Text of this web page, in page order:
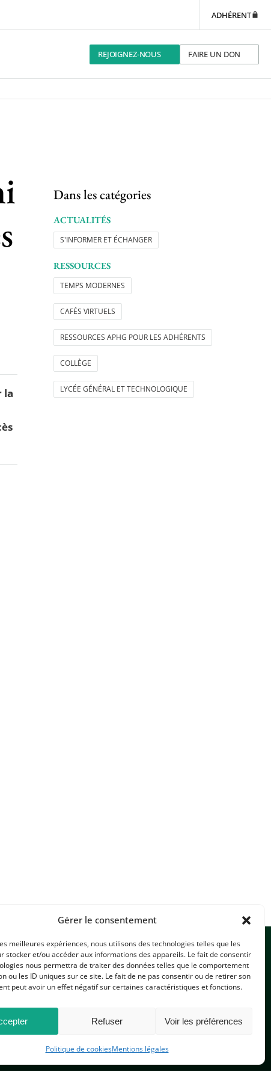
Gérer le consentement
meilleures expériences, nous utilisons des technologies telles que les
stocker et/ou accéder aux informations des appareils. Le fait de consentir
nous permettra de traiter des données telles que le comportement
ou les ID uniques sur ce site. Le fait de ne pas consentir ou de retirer son
peut avoir un effet négatif sur certaines caractéristiques et fonctions.
Refuser Voir les préférences
Politique de cookiesMentions légales
ADHÉRENT
REJOIGNEZ-NOUS FAIRE UN DON
la
Dans les catégories
ACTUALITÉS
S'INFORMER ET ÉCHANGER
RESSOURCES
TEMPS MODERNES
CAFÉS VIRTUELS
RESSOURCES APHG POUR LES ADHÉRENTS
COLLÈGE
LYCÉE GÉNÉRAL ET TECHNOLOGIQUE
CONTACTEZ-NOUS